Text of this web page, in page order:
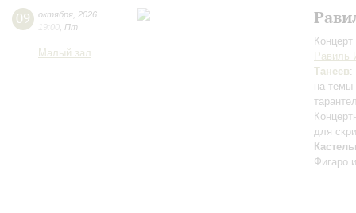
09 октября 2026
19:00 Пт
Малый зал
Равиль
Танеев:
на темы
для
Фигаро